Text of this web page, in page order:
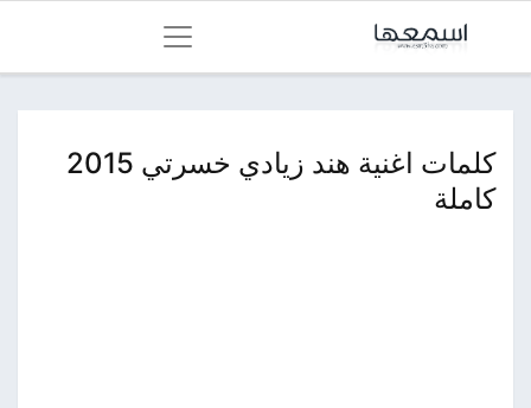
كلمات اغنية هند زيادي خسرتي 2015
كاملة